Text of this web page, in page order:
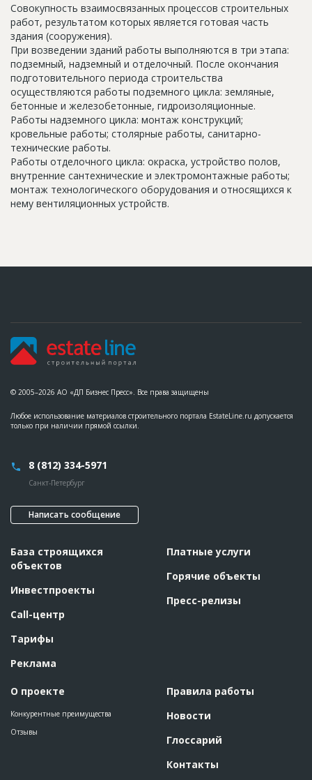
Совокупность взаимосвязанных процессов строительных
работ, результатом которых является готовая часть
здания (сооружения).
При возведении зданий работы выполняются в три этапа:
подземный, надземный и отделочный. После окончания
подготовительного периода строительства
осуществляются работы подземного цикла: земляные,
бетонные и железобетонные, гидроизоляционные.
Работы надземного цикла: монтаж конструкций;
кровельные работы; столярные работы, санитарно-
технические работы.
Работы отделочного цикла: окраска, устройство полов,
внутренние сантехнические и электромонтажные работы;
монтаж технологического оборудования и относящихся к
нему вентиляционных устройств.
© 2005–2026 АО «ДП Бизнес Пресс». Все права защищены
Любое использование материалов строительного портала EstateLine.ru допускается
только при наличии прямой ссылки.
8 (812) 334-5971
Санкт-Петербург
Написать сообщение
База строящихся
объектов
Инвестпроекты
Call-центр
Тарифы
Реклама
О проекте
Конкурентные преимущества
Отзывы
Платные услуги
Горячие объекты
Пресс-релизы
Правила работы
Новости
Глоссарий
Контакты